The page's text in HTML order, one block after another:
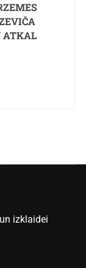
ATKAL
izklaidei